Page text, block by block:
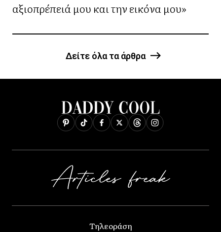
αξιοπρέπειά μου και την εικόνα μου»
Δείτε όλα τα άρθρα
Τηλεοράση